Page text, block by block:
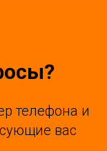
телефона и
вас